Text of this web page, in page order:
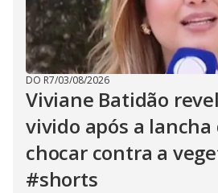
DO R7/03/08/2026
Viviane Batidão
vivido após a
chocar contra a
#shorts